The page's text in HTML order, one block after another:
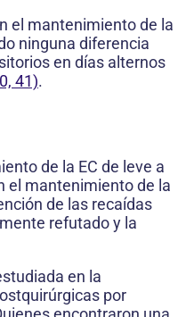
el mantenimiento de la
ninguna diferencia
en días alternos
41).
de la EC de leve a
el mantenimiento de la
de las recaídas
refutado y la
en la
por